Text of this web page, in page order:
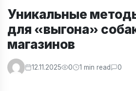
Уникальные
для «выгона»
магазинов
12.11.2025 0 1 min read 0